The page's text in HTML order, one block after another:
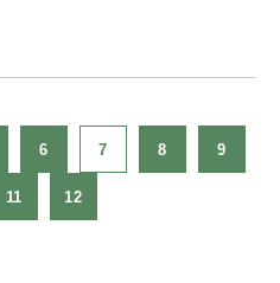
6 7 8 9
11 12